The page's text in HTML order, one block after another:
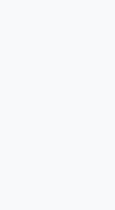
ordenado
de
de Recursos
de Alumnos.
y